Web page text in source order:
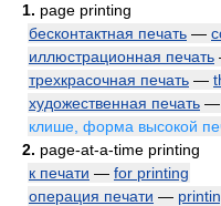
1. page printing
бесконтактная печать —
иллюстрационная печать
трехкрасочная печать —
художественная печать —
клише, форма высокой
2. page-at-a-time printing
к печати — for printing
операция печати —